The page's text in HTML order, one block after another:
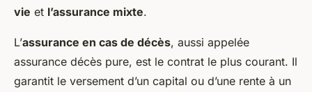
vie et l’assurance mixte.
L’assurance en cas de décès, aussi appelée
assurance décès pure, est le contrat le plus courant. Il
garantit le versement d’un capital ou d’une rente à un